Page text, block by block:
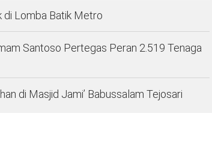
di Lomba Batik Metro
Santoso Pertegas Peran 2.519 Tenaga
di Masjid Jami’ Babussalam Tejosari